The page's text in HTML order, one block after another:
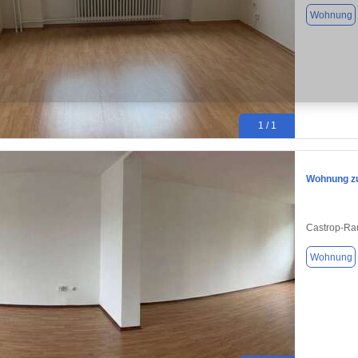
1 / 1
Wohnung
Wohnung
Castrop-
Wohnung